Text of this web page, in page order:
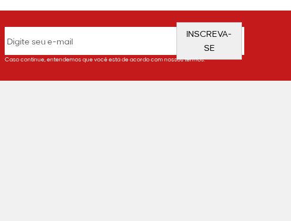
INSCREVA-
SE
Caso continue, entendemos que você está de acordo com nossos termos.